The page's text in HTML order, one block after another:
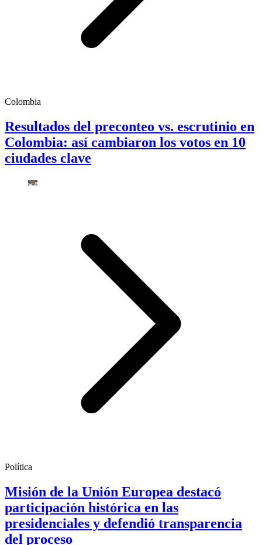
Colombia
Resultados del preconteo vs. escrutinio en
Colombia: así cambiaron los votos en 10
ciudades clave
Política
Misión de la Unión Europea destacó
participación histórica en las
presidenciales y defendió transparencia
del proceso